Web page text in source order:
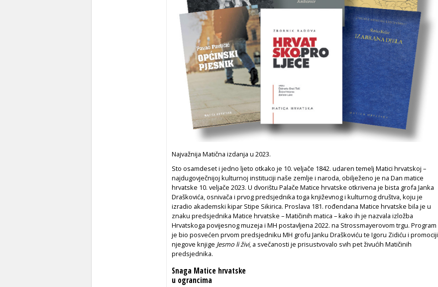
Najvažnija Matična izdanja u 2023.
Sto osamdeset i jedno ljeto otkako je 10. veljače 1842. udaren temelj Matici hrvatskoj –
najdugovječnijoj kulturnoj instituciji naše zemlje i naroda, obilježeno je na Dan matice
hrvatske 10. veljače 2023. U dvorištu Palače Matice hrvatske otkrivena je bista grofa Janka
Draškovića, osnivača i prvog predsjednika toga književnog i kulturnog društva, koju je
izradio akademski kipar Stipe Sikirica. Proslava 181. rođendana Matice hrvatske bila je u
znaku predsjednika Matice hrvatske – Matičinih matica – kako ih je nazvala izložba
Hrvatskoga povijesnog muzeja i MH postavljena 2022. na Strossmayerovom trgu. Program
je bio posvećen prvom predsjedniku MH grofu Janku Draškoviću te Igoru Zidiću i promociji
njegove knjige Jesmo li živi, a svečanosti je prisustvovalo svih pet živućih Matičinih
predsjednika.
Snaga Matice hrvatske
u ograncima